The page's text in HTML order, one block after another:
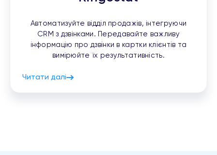
Автоматизуйте відділ продажів, інтегруючи
CRM з дзвінками. Передавайте важливу
інформацію про дзвінки в картки клієнтів та
вимірюйте їх результативність.
Читати далі